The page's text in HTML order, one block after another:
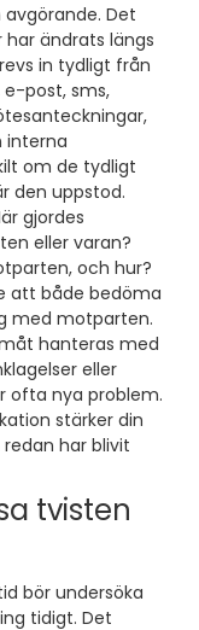
Det
har ändrats längs
in tydligt från
post, sms,
interna
om de tydligt
den uppstod.
gjordes
eller varan?
och hur?
att både bedöma
med motparten.
hanteras med
eller
ofta nya problem.
stärker din
har blivit
tvisten
bör undersöka
tidigt. Det